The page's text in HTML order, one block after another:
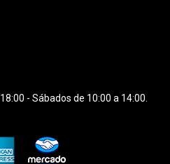
- Sábados de 10:00 a 14:00.